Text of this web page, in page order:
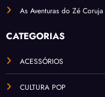
As Aventuras do Zé
CATEGORIAS
ACESSÓRIOS
CULTURA POP